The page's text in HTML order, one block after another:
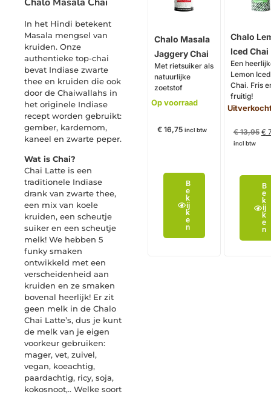
In het Hindi betekent
Masala mengsel van
kruiden. Onze
authentieke top-chai
bevat Indiase zwarte
thee en kruiden die ook
door de Chaiwallahs in
het originele Indiase
recept worden gebruikt:
gember, kardemom,
kaneel en zwarte peper.
Wat is Chai?
Chai Latte is een
traditionele Indiase
drank van zwarte thee,
een mix van koele
kruiden, een scheutje
suiker en een scheutje
melk! We hebben 5
funky smaken
ontwikkeld met een
verscheidenheid aan
kruiden en ze smaken
bovenal heerlijk! Er zit
geen melk in de Chalo
Chai Latte’s, dus je kunt
de melk van je eigen
voorkeur gebruiken:
mager, vet, zuivel,
vegan, koeachtig,
paardachtig, ricy, soja,
kokosnoot,.. Welke soort
Chalo Masala
Jaggery Chai
Met rietsuiker als
natuurlijke
zoetstof
Op voorraad
€ 16,75 incl btw
B
e
k
ij
k
e
n
Chalo
Iced Chai
Een
Lemon Iced
Chai. Fris
fruitig!
€13,95 €
incl btw
B
e
k
ij
k
e
n